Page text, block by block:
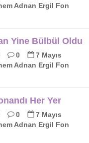
Adnan Ergil Fon
Yine Bülbül Oldu
0
7 Mayıs
Adnan Ergil Fon
Her Yer
0
7 Mayıs
Adnan Ergil Fon